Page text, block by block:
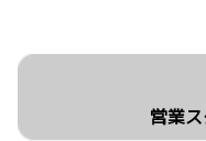
営業